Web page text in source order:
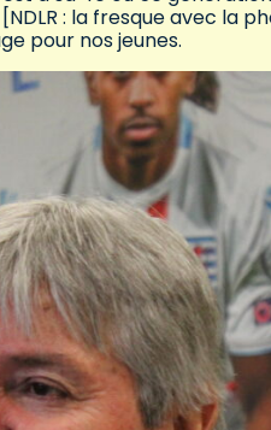
: la fresque avec la
pour nos jeunes.